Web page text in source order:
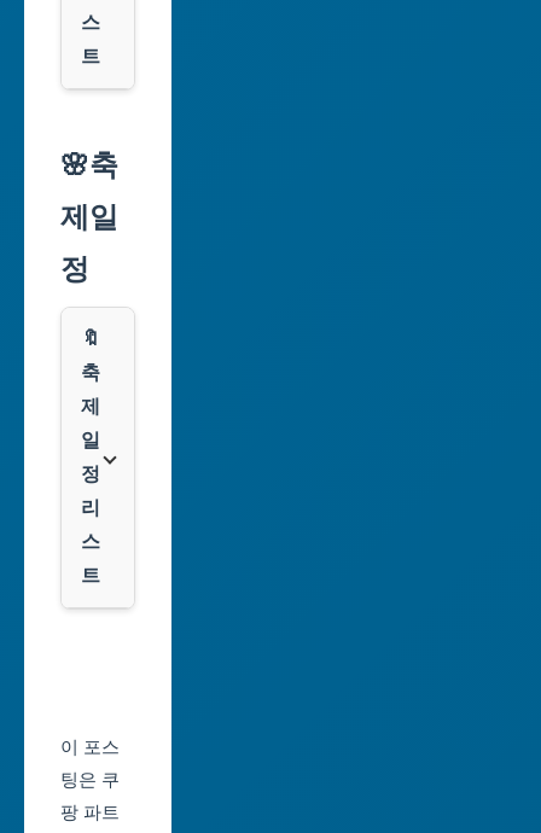
인
광
역
주
광
역
시
대
전
광
광
스
트
리
스
레
쿠
팡
클
룩
🌸축
제일
정
🔖
축
제
일
정
리
스
트
일
정
이 포스
팅은 쿠
팡 파트